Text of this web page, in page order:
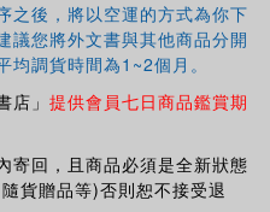
之後，將以空運的方式為你下
議您將外文書與其他商品分開
調貨時間為1~2個月。
」 提供會員七日商品鑑賞期
寄回，且商品必須是全新狀態
貨贈品等)否則恕不接受退